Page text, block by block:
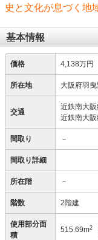
史と文化が息づく地
基本情報
価格 4,138万円
所在地 大阪府羽
交通
近鉄南大
近鉄南大
間取り －
間取り詳細
所在階 －
階数 2階建
使用部分面
積
515.69m2